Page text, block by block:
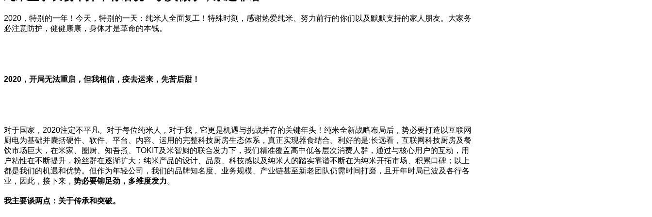
2020，特别的一年！今天，特别的一天：纯米人全面复工！特殊时刻，感谢热爱纯米、努力前行的你们以及默默支持的家人朋友。大家务
必注意防护，健健康康，身体才是革命的本钱。
2020，开局无法重启，但我相信，疫去运来，先苦后甜！
对于国家，2020注定不平凡。对于每位纯米人，对于我，它更是机遇与挑战并存的关键年头！纯米全新战略布局后，势必要打造以互联网
厨电为基础并囊括硬件、软件、平台、内容、运用的完整科技厨房生态体系，真正实现器食结合。利好的是:长远看，互联网科技厨房及餐
饮市场巨大，在米家、圈厨、知吾煮、TOKIT及米智厨的联合发力下，我们精准覆盖高中低各层次消费人群，通过与核心用户的互动，用
户粘性在不断提升，粉丝群在逐渐扩大；纯米产品的设计、品质、科技感以及纯米人的踏实靠谱不断在为纯米开拓市场、积累口碑；以上
都是我们的机遇和优势。但作为年轻公司，我们的品牌知名度、业务规模、产业链甚至新老团队仍需时间打磨，且开年时局已波及各行各
业，因此，接下来， 势必要铆足劲，多维度发力。
我主要谈两点：关于传承和突破。